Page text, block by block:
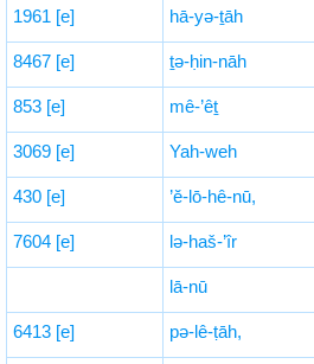
1961 [e] hā-yə-ṯāh
8467 [e] ṯə-ḥin-nāh
853 [e] mê-’êṯ
3069 [e] Yah-weh
430 [e] ’ĕ-lō-hê-nū,
7604 [e] lə-haš-’îr
lā-nū
6413 [e] pə-lê-ṭāh,